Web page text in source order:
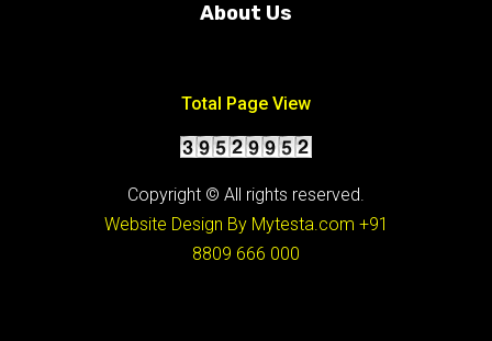
About Us
Total Page View
Copyright © All rights reserved.
Website Design By Mytesta.com +91
8809 666 000